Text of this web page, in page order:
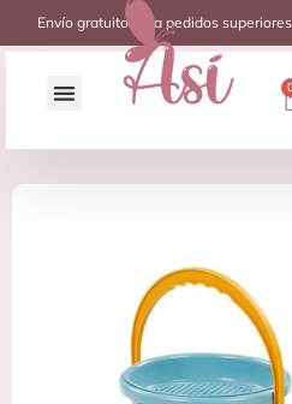
Envío gratuito para pedidos